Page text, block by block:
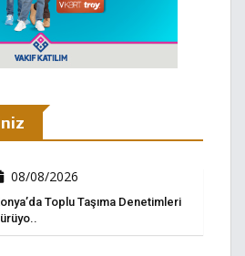
08/08/2026
Toplu Taşıma Denetimleri